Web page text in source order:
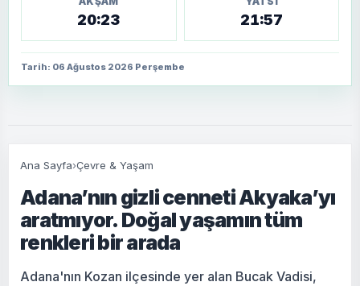
20:23 21:57
Tarih: 06 Ağustos 2026 Perşembe
Ana Sayfa›Çevre & Yaşam
Adana’nın gizli cenneti Akyaka’yı
aratmıyor. Doğal yaşamın tüm
renkleri bir arada
Adana'nın Kozan ilçesinde yer alan Bucak Vadisi,